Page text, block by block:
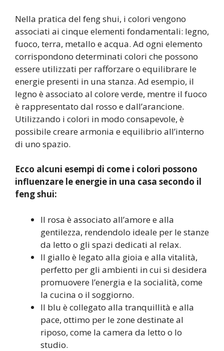
Nella pratica del feng shui, i colori vengono
associati ai cinque elementi fondamentali: legno,
fuoco, terra, metallo e acqua. Ad ogni elemento
corrispondono determinati colori che possono
essere utilizzati per rafforzare o equilibrare le
energie presenti in una stanza. Ad esempio, il
legno è associato al colore verde, mentre il fuoco
è rappresentato dal rosso e dall’arancione.
Utilizzando i colori in modo consapevole, è
possibile creare armonia e equilibrio all’interno
di uno spazio.
Ecco alcuni esempi di come i colori possono
influenzare le energie in una casa secondo il
feng shui:
Il rosa è associato all’amore e alla
gentilezza, rendendolo ideale per le stanze
da letto o gli spazi dedicati al relax.
Il giallo è legato alla gioia e alla vitalità,
perfetto per gli ambienti in cui si desidera
promuovere l’energia e la socialità, come
la cucina o il soggiorno.
Il blu è collegato alla tranquillità e alla
pace, ottimo per le zone destinate al
riposo, come la camera da letto o lo
studio.